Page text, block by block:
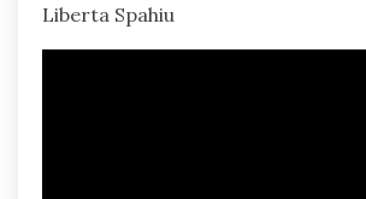
Liberta Spahiu